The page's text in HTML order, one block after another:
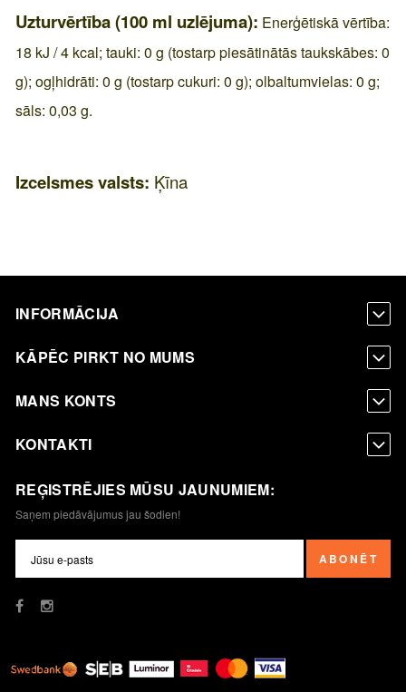
Uzturvērtība (100 ml uzlējuma): Enerģētiskā vērtība:
18 kJ / 4 kcal; tauki: 0 g (tostarp piesātinātās taukskābes: 0
g); ogļhidrāti: 0 g (tostarp cukuri: 0 g); olbaltumvielas: 0 g;
sāls: 0,03 g.
Izcelsmes valsts: Ķīna
INFORMĀCIJA
KĀPĒC PIRKT NO MUMS
MANS KONTS
KONTAKTI
REĢISTRĒJIES MŪSU JAUNUMIEM:
Saņem piedāvājumus jau šodien!
ABONĒT